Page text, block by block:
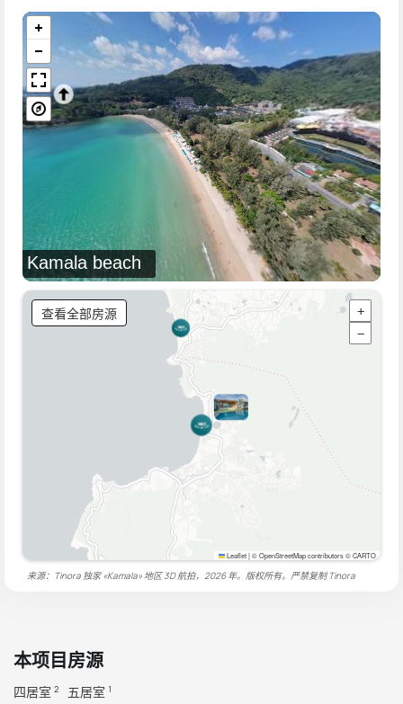
Kamala beach
查看全部房源
+
−
Leaflet|© OpenStreetMap contributors © CARTO
来源：Tinora 独家 «Kamala» 地区 3D 航拍，2026 年。版权所有。严禁复制Tinora
本项目房源
四居室 2 五居室 1